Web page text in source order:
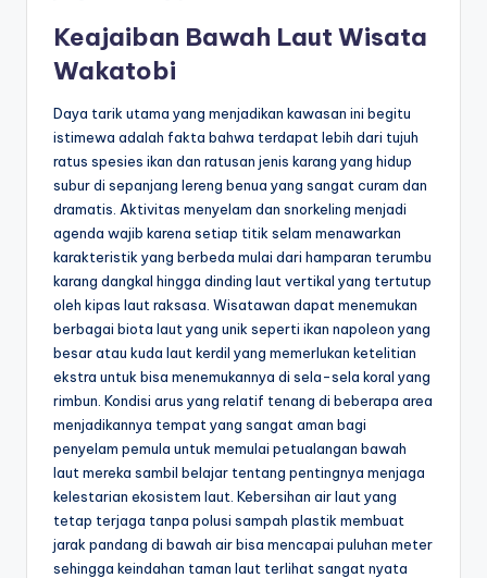
Keajaiban Bawah Laut Wisata
Wakatobi
Daya tarik utama yang menjadikan kawasan ini begitu
istimewa adalah fakta bahwa terdapat lebih dari tujuh
ratus spesies ikan dan ratusan jenis karang yang hidup
subur di sepanjang lereng benua yang sangat curam dan
dramatis. Aktivitas menyelam dan snorkeling menjadi
agenda wajib karena setiap titik selam menawarkan
karakteristik yang berbeda mulai dari hamparan terumbu
karang dangkal hingga dinding laut vertikal yang tertutup
oleh kipas laut raksasa. Wisatawan dapat menemukan
berbagai biota laut yang unik seperti ikan napoleon yang
besar atau kuda laut kerdil yang memerlukan ketelitian
ekstra untuk bisa menemukannya di sela-sela koral yang
rimbun. Kondisi arus yang relatif tenang di beberapa area
menjadikannya tempat yang sangat aman bagi
penyelam pemula untuk memulai petualangan bawah
laut mereka sambil belajar tentang pentingnya menjaga
kelestarian ekosistem laut. Kebersihan air laut yang
tetap terjaga tanpa polusi sampah plastik membuat
jarak pandang di bawah air bisa mencapai puluhan meter
sehingga keindahan taman laut terlihat sangat nyata